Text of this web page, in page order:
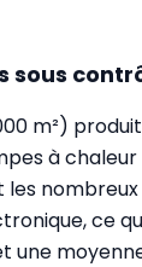
sous
m²)
à chaleur
nombreux
ce
une